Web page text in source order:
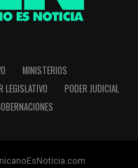
MINISTERIOS
LEGISLATIVO
PODER JUDICIAL